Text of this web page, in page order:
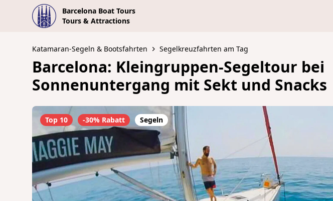
Barcelona Boat Tours
Tours & Attractions
Katamaran-Segeln & Bootsfahrten Segelkreuzfahrten am Tag
Barcelona: Kleingruppen-Segeltour bei
Sonnenuntergang mit Sekt und Snacks
Top 10 -30% Rabatt Segeln